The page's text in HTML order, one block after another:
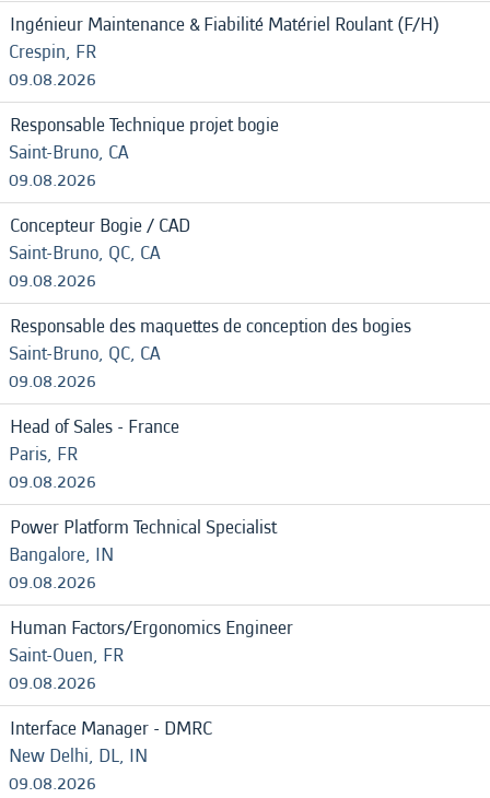
Ingénieur Maintenance & Fiabilité Matériel Roulant (F/H)
Crespin, FR
09.08.2026
Responsable Technique projet bogie
Saint-Bruno, CA
09.08.2026
Concepteur Bogie / CAD
Saint-Bruno, QC, CA
09.08.2026
Responsable des maquettes de conception des bogies
Saint-Bruno, QC, CA
09.08.2026
Head of Sales - France
Paris, FR
09.08.2026
Power Platform Technical Specialist
Bangalore, IN
09.08.2026
Human Factors/Ergonomics Engineer
Saint-Ouen, FR
09.08.2026
Interface Manager - DMRC
New Delhi, DL, IN
09.08.2026